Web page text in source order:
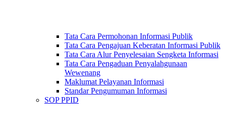
Tata Cara Permohonan Informasi Publik
Tata Cara Pengajuan Keberatan Informasi Publik
Tata Cara Alur Penyelesaian Sengketa Informasi
Tata Cara Pengaduan Penyalahgunaan
Wewenang
Maklumat Pelayanan Informasi
Standar Pengumuman Informasi
SOP PPID